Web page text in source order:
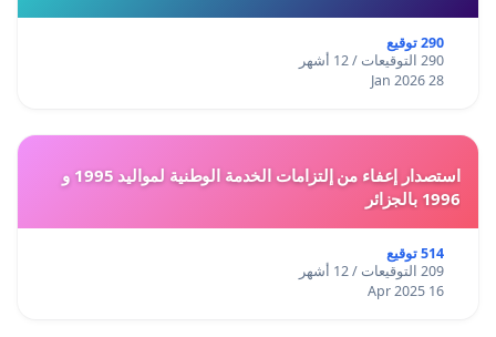
290 توقيع
290 التوقيعات / 12 أشهر
28 Jan 2026
استصدار إعفاء من إلتزامات الخدمة الوطنية لمواليد 1995 و
1996 بالجزائر
514 توقيع
209 التوقيعات / 12 أشهر
16 Apr 2025